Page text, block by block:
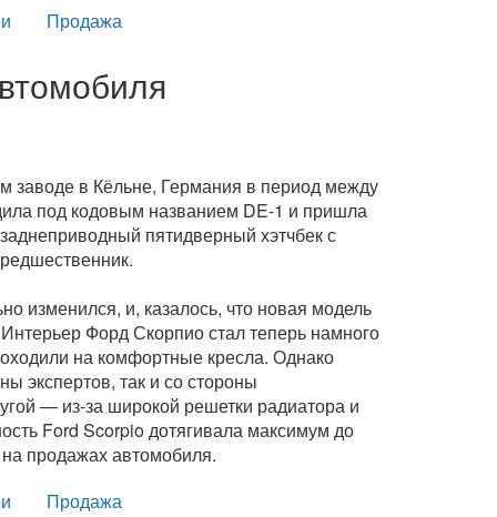
Продажа
заводе в Кёльне, Германия в период между
под кодовым названием DE-1 и пришла
пятидверный хэтчбек с
изменился, и, казалось, что новая модель
Форд Скорпио стал теперь намного
на комфортные кресла. Однако
экспертов, так и со стороны
— из-за широкой решетки радиатора и
Ford Scorpio дотягивала максимум до
на продажах автомобиля.
Продажа